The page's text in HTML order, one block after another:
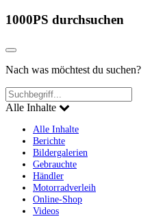
1000PS durchsuchen
Nach was möchtest du suchen?
Alle Inhalte
Alle Inhalte
Berichte
Bildergalerien
Gebrauchte
Händler
Motorradverleih
Online-Shop
Videos